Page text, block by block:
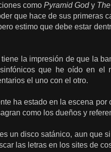
como Pyramid Gody
que hace de sus primeras
estimo que debe estar
la impresión deque la
que he oídoen el
el uno con el otro.
ha estado en la escena por
como los dueños y
un discosatánico, aun que
las letras en los sites de